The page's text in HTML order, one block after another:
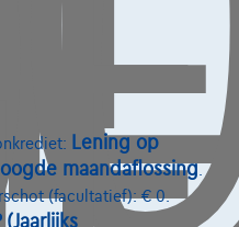
Lening op
maandaflossing
(facultatief): € 0.
(Jaarlijks